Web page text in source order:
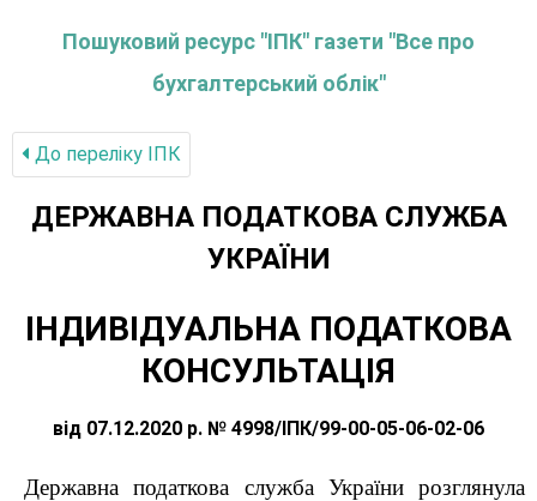
Пошуковий ресурс "ІПК" газети "Все про
бухгалтерський облік"
До переліку IПК
ДЕРЖАВНА ПОДАТКОВА СЛУЖБА
УКРАЇНИ
ІНДИВІДУАЛЬНА ПОДАТКОВА
КОНСУЛЬТАЦІЯ
від 07.12.2020 р. № 4998/ІПК/99-00-05-06-02-06
Державна податкова служба України розглянула